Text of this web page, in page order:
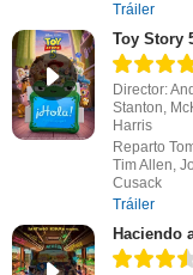
Tráiler
Toy Story
Director:
Stanton,
Harris
Reparto
Tim Allen,
Cusack
Tráiler
Haciendo